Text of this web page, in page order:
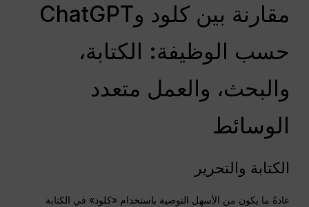
مقارنة بين كلود وChatGPT
حسب الوظيفة: الكتابة،
والبحث، والعمل متعدد
الوسائط
الكتابة والتحرير
عادةً ما يكون من الأسهل التوصية باستخدام «كلود» في الكتابة